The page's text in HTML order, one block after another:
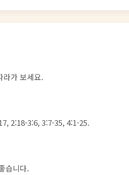
라가 보세요.
2:18-3:6, 3:7-35, 4:1-25.
습니다.